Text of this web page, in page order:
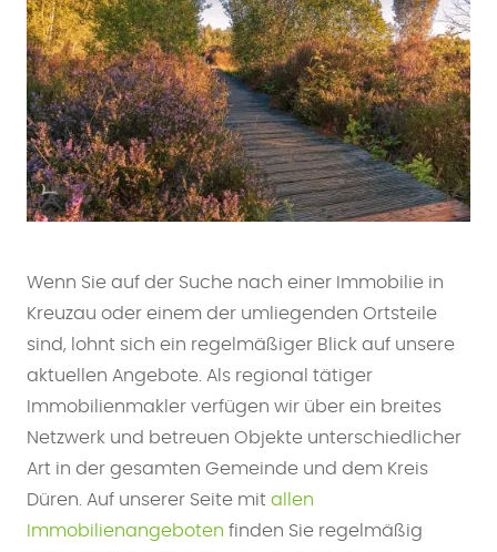
Wenn Sie auf der Suche nach einer Immobilie in
Kreuzau oder einem der umliegenden Ortsteile
sind, lohnt sich ein regelmäßiger Blick auf unsere
aktuellen Angebote. Als regional tätiger
Immobilienmakler verfügen wir über ein breites
Netzwerk und betreuen Objekte unterschiedlicher
Art in der gesamten Gemeinde und dem Kreis
Düren. Auf unserer Seite mit allen
Immobilienangeboten finden Sie regelmäßig